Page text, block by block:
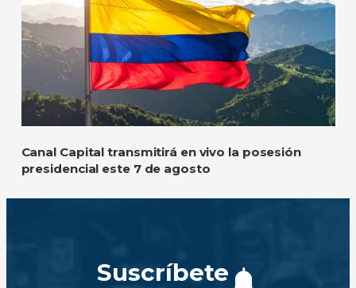
Canal Capital transmitirá en vivo la posesión
presidencial este 7 de agosto
Suscríbete